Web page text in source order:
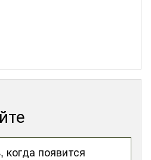
появится